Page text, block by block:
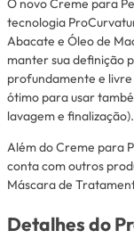
O novo Creme para
tecnologia
Abacate e Óleo de
manter sua definição
profundamente e
ótimo para usar
lavagem e finalização).
Além do Creme para
conta com outros
Máscara de
Detalhes do